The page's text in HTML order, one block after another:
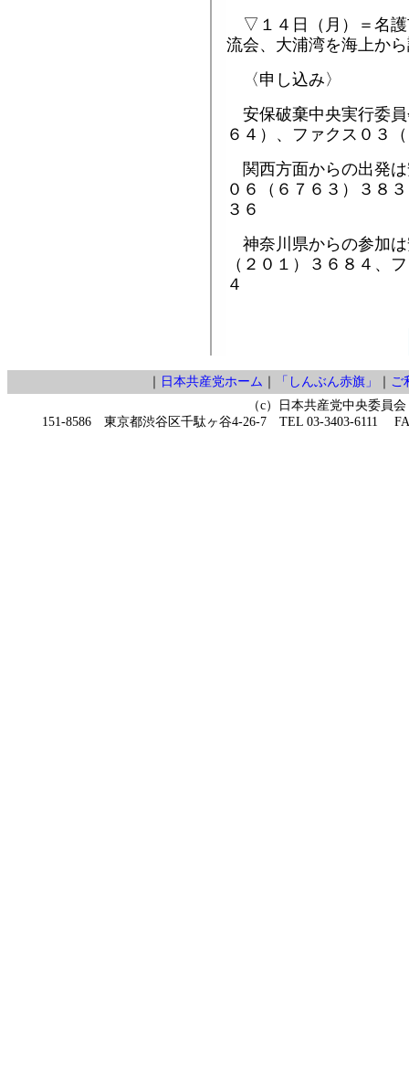
▽１４日（月）＝名護
流会、大浦湾を海上か
〈申し込み〉
安保破棄中央実行委
６４）、ファクス０３
関西方面からの出発
０６（６７６３）３８
３６
神奈川県からの参加
（２０１）３６８４、
４
｜ 日本共産党ホーム ｜ 「しんぶん赤旗」 ｜ ご
（c）日本共産党中央委員会
151-8586 東京都渋谷区千駄ヶ谷4-26-7 TEL 03-3403-6111